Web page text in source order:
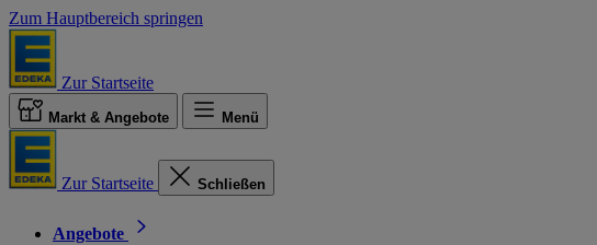
Zum Hauptbereich springen
Zur Startseite
Markt & Angebote Menü
Zur Startseite Schließen
Angebote